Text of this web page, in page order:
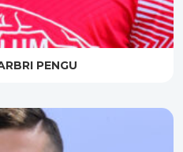
PENGU